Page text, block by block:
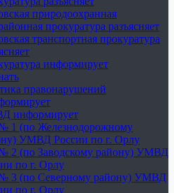
природоохранная
прокуратура разъясняет
транспортная прокуратура
информирует
правонарушений
информирует
1 (по Железнодорожному
УМВД России по г. Орлу
2 (по Заводскому району) УМВД
по г. Орлу
3 (по Северному району) УМВД
по г. Орлу